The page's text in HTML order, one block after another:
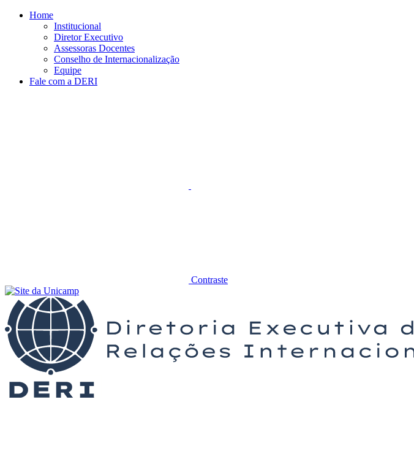
Página Inicial DERI
Conteúdo principal
Home
Institucional
Diretor Executivo
Assessoras Docentes
Conselho de Internacionalização
Equipe
Fale com a DERI
Contraste